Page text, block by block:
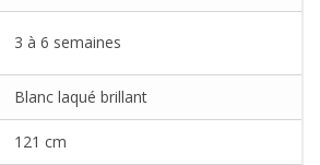
3 à 6 semaines
Blanc laqué brillant
121 cm